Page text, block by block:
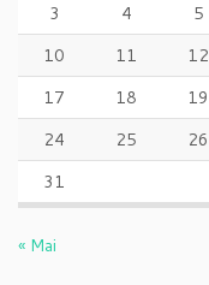
3
4 5
10
11 12
17
18 19
24
25 26
31
« Mai